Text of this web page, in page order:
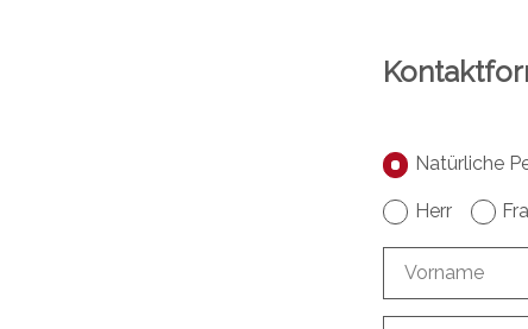
Natürliche
Herr
Vorname